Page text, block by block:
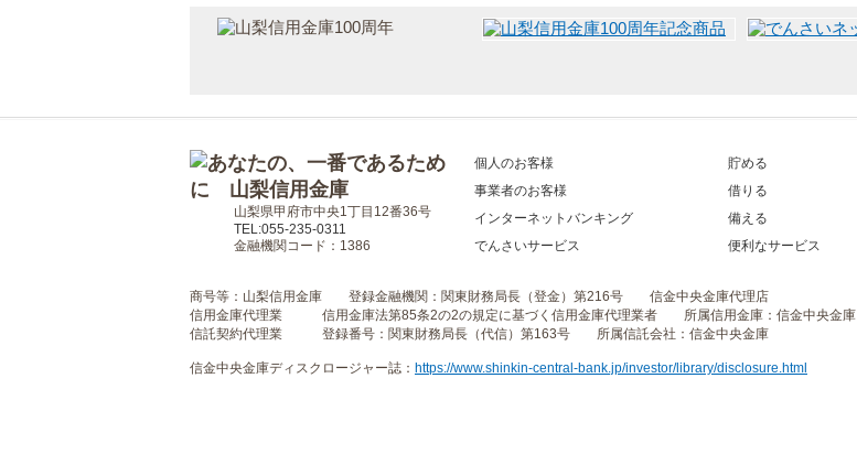
山梨県甲府市中央1丁目12番36号
TEL:055-235-0311
金融機関コード：1386
個人のお客様
事業者のお客様
インターネットバンキング
でんさいサービス
貯める
借りる
備える
便利なサービス
商号等：山梨信用金庫 登録金融機関：関東財務局長（登金）第216号 信金中央金庫代理店
信用金庫代理業 信用金庫法第85条2の2の規定に基づく信用金庫代理業者 所属信用金庫：信金中央金庫
信託契約代理業 登録番号：関東財務局長（代信）第163号 所属信託会社：信金中央金庫
信金中央金庫ディスクロージャー誌： https://www.shinkin-central-bank.jp/investor/library/disclosure.html